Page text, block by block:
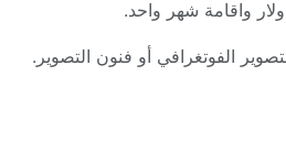
الفوتغرافي أو فنون التصوير.